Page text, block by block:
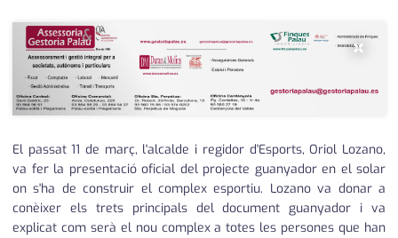
×
El passat 11 de març, l'alcalde i regidor d'Esports, Oriol Lozano,
va fer la presentació oficial del projecte guanyador en el solar
on s'ha de construir el complex esportiu. Lozano va donar a
conèixer els trets principals del document guanyador i va
explicat com serà el nou complex a totes les persones que han